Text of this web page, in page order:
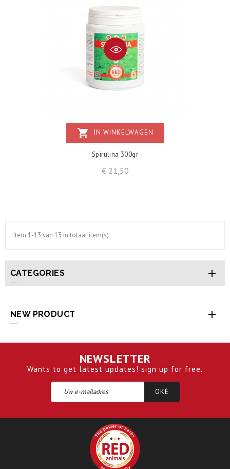
shopping_cart IN WINKELWAGEN
Spirulina 300gr
€ 21,50Prijs
Item 1-13 van 13 in totaal item(s)
CATEGORIES 
NEW PRODUCT 
NEWSLETTER
Wants to get latest updates! sign up for free.